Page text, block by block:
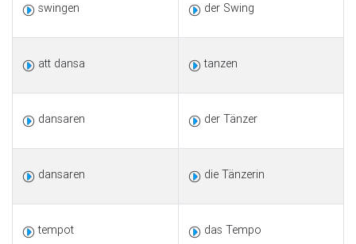
swingen der Swing
att dansa tanzen
dansaren der Tänzer
dansaren die Tänzerin
tempot das Tempo